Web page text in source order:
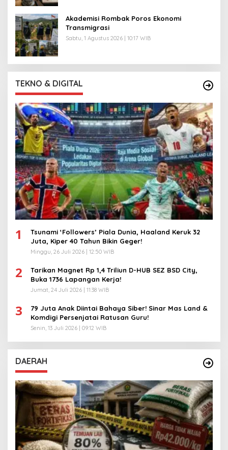
Akademisi Rombak Poros Ekonomi
Transmigrasi
Sabtu, 1 Agustus 2026 | 10:17 WIB
TEKNO & DIGITAL
1
Tsunami ‘Followers’ Piala Dunia, Haaland Keruk 32
Juta, Kiper 40 Tahun Bikin Geger!
Minggu, 26 Juli 2026 | 12:50 WIB
2
Tarikan Magnet Rp 1,4 Triliun D-HUB SEZ BSD City,
Buka 1736 Lapangan Kerja!
Jumat, 24 Juli 2026 | 11:38 WIB
3
79 Juta Anak Diintai Bahaya Siber! Sinar Mas Land &
Komdigi Persenjatai Ratusan Guru!
Senin, 13 Juli 2026 | 09:12 WIB
DAERAH